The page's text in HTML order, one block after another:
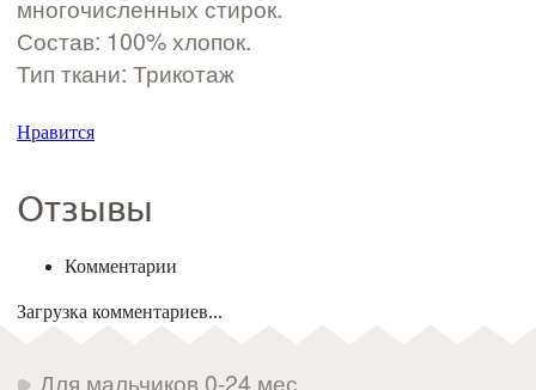
многочисленных стирок.
Состав: 100% хлопок.
Тип ткани: Трикотаж
Нравится
Отзывы
Комментарии
Загрузка комментариев...
Для мальчиков 0-24 мес